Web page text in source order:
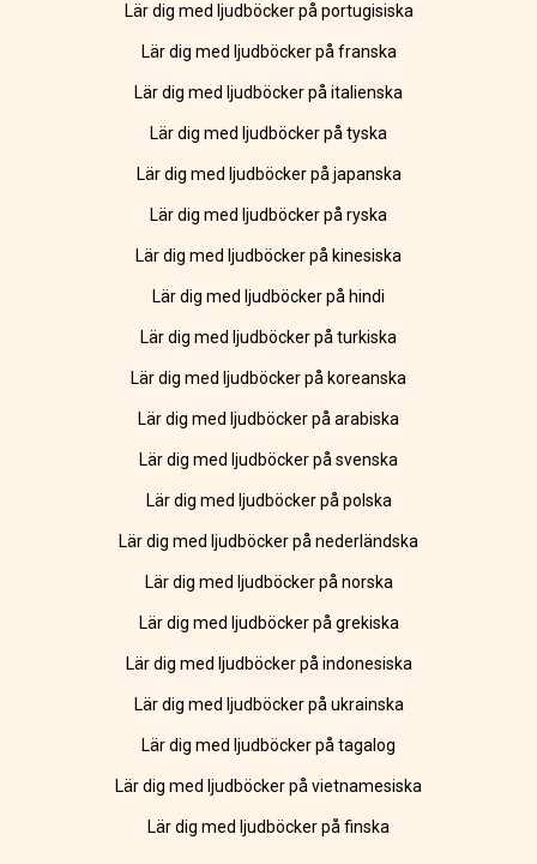
Lär dig med ljudböcker på portugisiska
Lär dig med ljudböcker på franska
Lär dig med ljudböcker på italienska
Lär dig med ljudböcker på tyska
Lär dig med ljudböcker på japanska
Lär dig med ljudböcker på ryska
Lär dig med ljudböcker på kinesiska
Lär dig med ljudböcker på hindi
Lär dig med ljudböcker på turkiska
Lär dig med ljudböcker på koreanska
Lär dig med ljudböcker på arabiska
Lär dig med ljudböcker på svenska
Lär dig med ljudböcker på polska
Lär dig med ljudböcker på nederländska
Lär dig med ljudböcker på norska
Lär dig med ljudböcker på grekiska
Lär dig med ljudböcker på indonesiska
Lär dig med ljudböcker på ukrainska
Lär dig med ljudböcker på tagalog
Lär dig med ljudböcker på vietnamesiska
Lär dig med ljudböcker på finska